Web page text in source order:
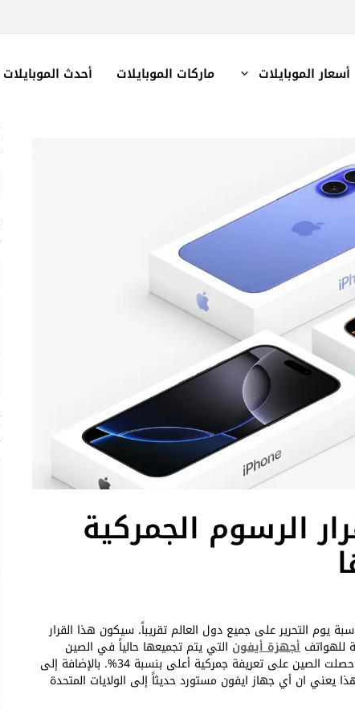
أسعار الموبايلات ماركات الموبايلات أحدث الموبايلات
الرسوم الجمركية
يوم التحرير على جميع دول العالم تقريباً. سيكون هذا القرار
للهواتف أجهزة أيفون التي يتم تجميعها حالياً في الصين
والهند. واجهت الهند تعريفة جمركية مخفضة بنسبة 26% بينما حصلت الصين على تعريفة جمركية أعلى بنسبة 34%. بالإضافة إلى
يعني ان أي جهاز ايفون مستورد حديثاً إلى الولايات المتحدة